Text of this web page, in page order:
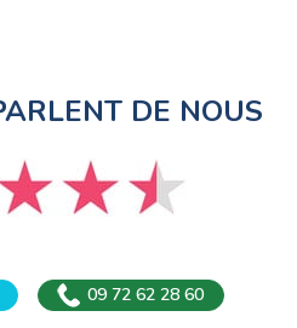
DE NOUS
09 72 62 28 60